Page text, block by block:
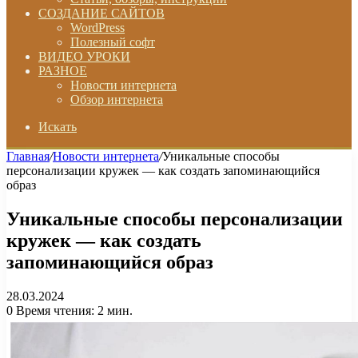
СОЗДАНИЕ САЙТОВ
WordPress
Полезный софт
ВИДЕО УРОКИ
РАЗНОЕ
Новости интернета
Обзор интернета
Искать
Главная/Новости интернета/Уникальные способы
персонализации кружек — как создать запоминающийся
образ
Уникальные способы персонализации
кружек — как создать
запоминающийся образ
28.03.2024
0 Время чтения: 2 мин.